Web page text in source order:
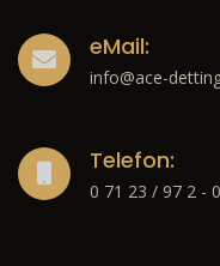
eMail:
info@ace-
Telefon:
0 71 23 / 97 2 - 0